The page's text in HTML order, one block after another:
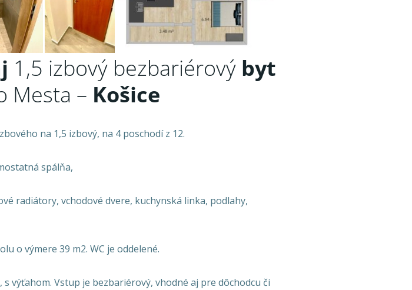
1,5 izbový bezbariérový byt
Mesta – Košice
na 1,5 izbový, na 4 poschodí z 12.
spálňa,
radiátory, vchodové dvere, kuchynská linka, podlahy,
o výmere 39 m2. WC je oddelené.
výťahom. Vstup je bezbariérový, vhodné aj pre dôchodcu či